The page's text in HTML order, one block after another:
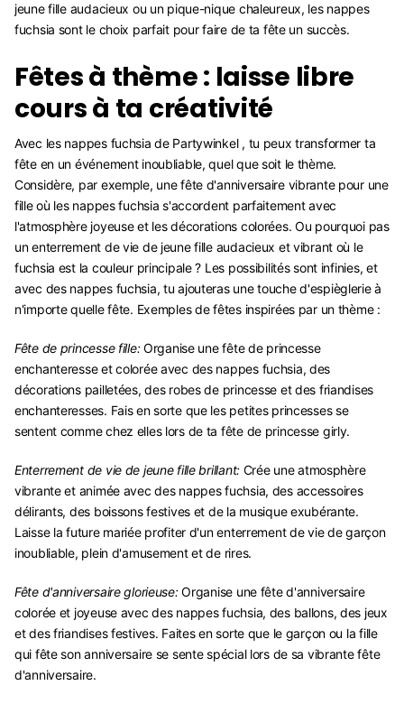
jeune fille audacieux ou un pique-nique chaleureux, les nappes
fuchsia sont le choix parfait pour faire de ta fête un succès.
Fêtes à thème : laisse libre
cours à ta créativité
Avec les nappes fuchsia de Partywinkel , tu peux transformer ta
fête en un événement inoubliable, quel que soit le thème.
Considère, par exemple, une fête d'anniversaire vibrante pour une
fille où les nappes fuchsia s'accordent parfaitement avec
l'atmosphère joyeuse et les décorations colorées. Ou pourquoi pas
un enterrement de vie de jeune fille audacieux et vibrant où le
fuchsia est la couleur principale ? Les possibilités sont infinies, et
avec des nappes fuchsia, tu ajouteras une touche d'espièglerie à
n'importe quelle fête. Exemples de fêtes inspirées par un thème :
Fête de princesse fille:Organise une fête de princesse
enchanteresse et colorée avec des nappes fuchsia, des
décorations pailletées, des robes de princesse et des friandises
enchanteresses. Fais en sorte que les petites princesses se
sentent comme chez elles lors de ta fête de princesse girly.
Enterrement de vie de jeune fille brillant:Crée une atmosphère
vibrante et animée avec des nappes fuchsia, des accessoires
délirants, des boissons festives et de la musique exubérante.
Laisse la future mariée profiter d'un enterrement de vie de garçon
inoubliable, plein d'amusement et de rires.
Fête d'anniversaire glorieuse:Organise une fête d'anniversaire
colorée et joyeuse avec des nappes fuchsia, des ballons, des jeux
et des friandises festives. Faites en sorte que le garçon ou la fille
qui fête son anniversaire se sente spécial lors de sa vibrante fête
d'anniversaire.